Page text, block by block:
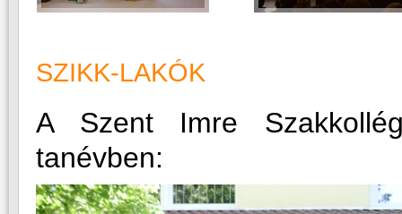
SZIKK-LAKÓK
A Szent Imre
tanévben: